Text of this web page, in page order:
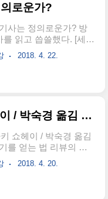
로운가?
사는 정의로운가? 방
읽고 씁쓸했다. [세상
로 만든 음식을 각기
이 있다. 어느 쪽이 우
는 질문으로 시작한
교를 한다. 어느 쪽이
? 그리고 내린 결론이
음식을 번갈아 먹고
양하게 섭취하는 것
지 비교 주제는 중요하
것은 마지막 부분이다.
다. 이 기사에는 중요
2018. 4. 22.
리뷰 쓰는 법 / 가와사키 쇼헤이 / 박숙경 옮김 / 유유
쇼헤이 / 박숙경 옮김
를 얻는 법 리뷰의 제
이 책은 ‘쓰기 위한
정했다. 수년 전에 기시
용기’가 전국을 강타
응용하여 자신의 글
2018. 4. 20.